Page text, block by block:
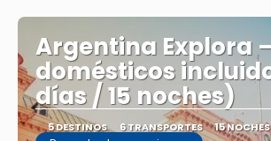
Argentina Explora
domésticos
días / 15 noches)
5 DESTINOS 6 TRANSPORTES 15 NOCHES